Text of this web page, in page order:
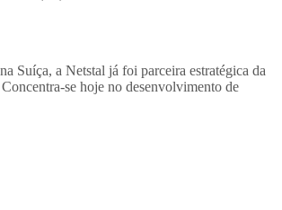
Suíça, a Netstal já foi parceira estratégica da
se hoje no desenvolvimento de